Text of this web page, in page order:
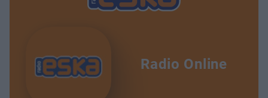
Radio Online